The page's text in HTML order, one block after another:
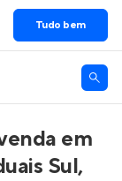
Tudo bem
em
Sul,